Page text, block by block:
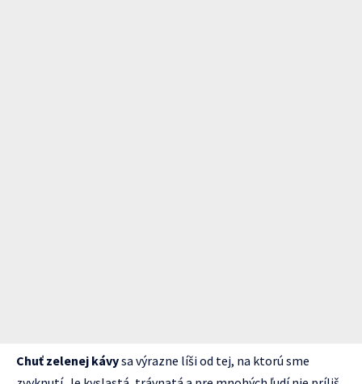
Chuť zelenej kávysa výrazne líši od tej, na ktorú sme